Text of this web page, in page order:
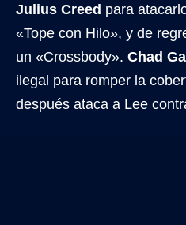
Julius Creed para
«Tope con Hilo», y de
un «Crossbody». Chad
ilegal para romper la
después ataca a Lee